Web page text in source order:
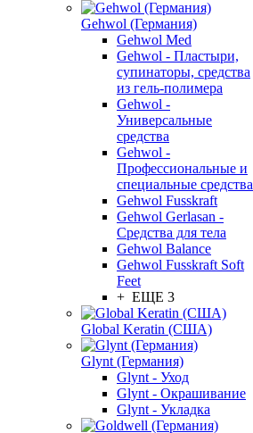
Gehwol (Германия)
Gehwol Med
Gehwol - Пластыри,
супинаторы, средства
из гель-полимера
Gehwol -
Универсальные
средства
Gehwol -
Профессиональные и
специальные средства
Gehwol Fusskraft
Gehwol Gerlasan -
Средства для тела
Gehwol Balance
Gehwol Fusskraft Soft
Feet
+ ЕЩЕ 3
Global Keratin (США)
Glynt (Германия)
Glynt - Уход
Glynt - Окрашивание
Glynt - Укладка